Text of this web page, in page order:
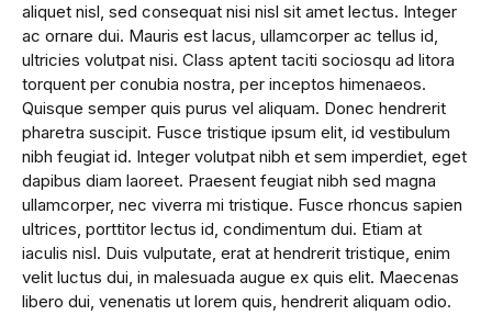
aliquet nisl, sed consequat nisi nisl sit amet lectus. Integer
ac ornare dui. Mauris est lacus, ullamcorper ac tellus id,
ultricies volutpat nisi. Class aptent taciti sociosqu ad litora
torquent per conubia nostra, per inceptos himenaeos.
Quisque semper quis purus vel aliquam. Donec hendrerit
pharetra suscipit. Fusce tristique ipsum elit, id vestibulum
nibh feugiat id. Integer volutpat nibh et sem imperdiet, eget
dapibus diam laoreet. Praesent feugiat nibh sed magna
ullamcorper, nec viverra mi tristique. Fusce rhoncus sapien
ultrices, porttitor lectus id, condimentum dui. Etiam at
iaculis nisl. Duis vulputate, erat at hendrerit tristique, enim
velit luctus dui, in malesuada augue ex quis elit. Maecenas
libero dui, venenatis ut lorem quis, hendrerit aliquam odio.